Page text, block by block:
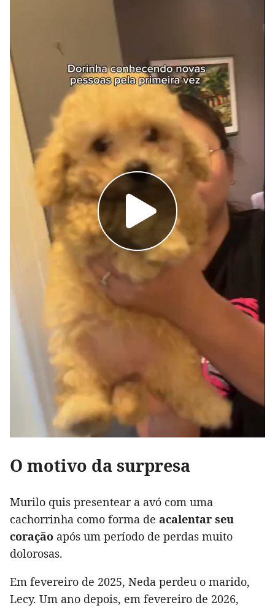
O motivo da surpresa
Murilo quis presentear a avó com uma
cachorrinha como forma de acalentar seu
coração após um período de perdas muito
dolorosas.
Em fevereiro de 2025, Neda perdeu o marido,
Lecy. Um ano depois, em fevereiro de 2026,